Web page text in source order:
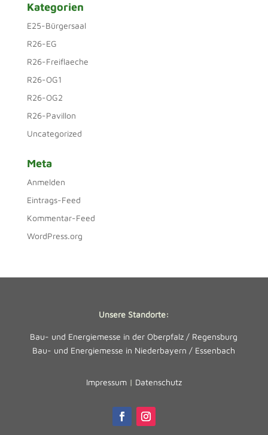
Kategorien
E25-Bürgersaal
R26-EG
R26-Freiflaeche
R26-OG1
R26-OG2
R26-Pavillon
Uncategorized
Meta
Anmelden
Eintrags-Feed
Kommentar-Feed
WordPress.org
Unsere Standorte:
Bau- und Energiemesse in der Oberpfalz / Regensburg
Bau- und Energiemesse in Niederbayern / Essenbach
Impressum| Datenschutz